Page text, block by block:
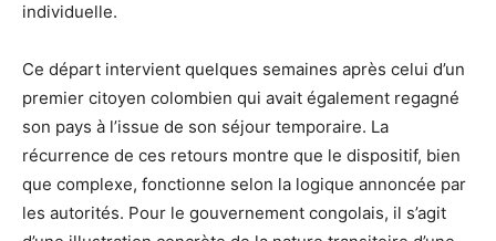
individuelle.
Ce départ intervient quelques semaines après celui d’un
premier citoyen colombien qui avait également regagné
son pays à l’issue de son séjour temporaire. La
récurrence de ces retours montre que le dispositif, bien
que complexe, fonctionne selon la logique annoncée par
les autorités. Pour le gouvernement congolais, il s’agit